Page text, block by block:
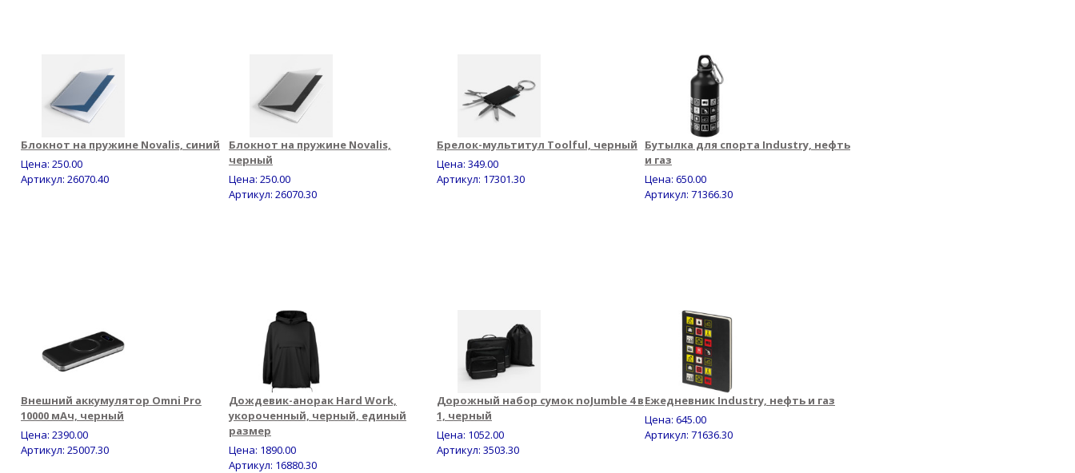
Блокнот на пружине Novalis, синий
Цена: 250.00
Артикул: 26070.40
Блокнот на пружине Novalis,
черный
Цена: 250.00
Артикул: 26070.30
Брелок-мультитул Toolful, черный
Цена: 349.00
Артикул: 17301.30
Бутылка для спорта Industry, нефть
и газ
Цена: 650.00
Артикул: 71366.30
Внешний аккумулятор Omni Pro
10000 мАч, черный
Цена: 2390.00
Артикул: 25007.30
Дождевик-анорак Hard Work,
укороченный, черный, единый
размер
Цена: 1890.00
Артикул: 16880.30
Дорожный набор сумок noJumble 4 в
1, черный
Цена: 1052.00
Артикул: 3503.30
Ежедневник Industry, нефть и газ
Цена: 645.00
Артикул: 71636.30